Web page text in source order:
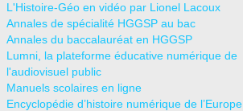
L'Histoire-Géo en vidéo par Lionel Lacoux
Annales de spécialité HGGSP au bac
Annales du baccalauréat en HGGSP
Lumni, la plateforme éducative numérique de
l'audiovisuel public
Manuels scolaires en ligne
Encyclopédie d’histoire numérique de l’Europe